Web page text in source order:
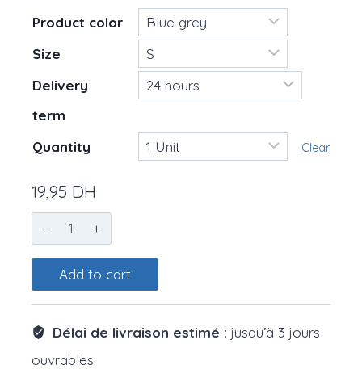
Product color
Size
Delivery
term
Quantity
Clear
19,95 DH
Sweatshirt
quantity
Add to cart
Délai de livraison estimé : jusqu’à 3 jours
ouvrables